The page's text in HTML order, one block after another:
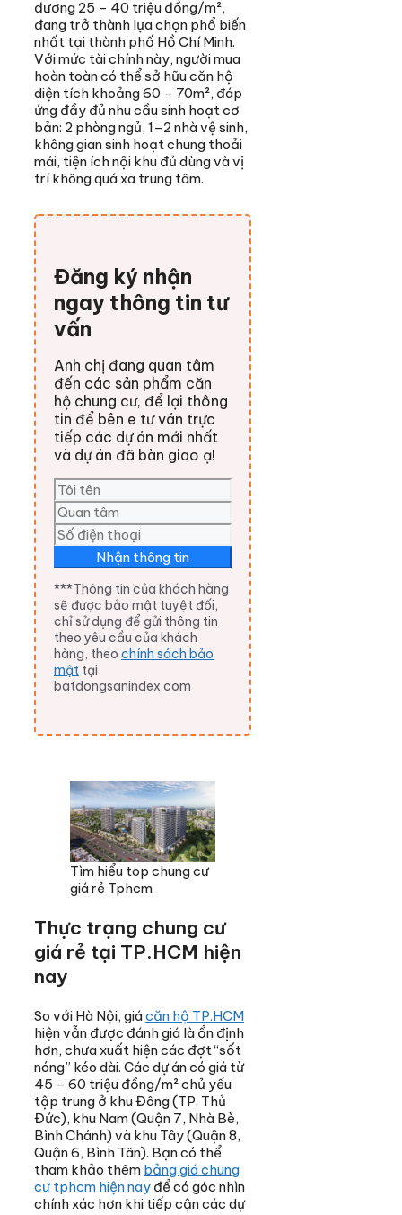
đương 25 – 40 triệu đồng/m²,
đang trở thành lựa chọn phổ biến
nhất tại thành phố Hồ Chí Minh.
Với mức tài chính này, người mua
hoàn toàn có thể sở hữu căn hộ
diện tích khoảng 60 – 70m², đáp
ứng đầy đủ nhu cầu sinh hoạt cơ
bản: 2 phòng ngủ, 1–2 nhà vệ sinh,
không gian sinh hoạt chung thoải
mái, tiện ích nội khu đủ dùng và vị
trí không quá xa trung tâm.
Đăng ký nhận
ngay thông tin tư
vấn
Anh chị đang quan tâm
đến các sản phẩm căn
hộ chung cư, để lại thông
tin để bên e tư ván trực
tiếp các dự án mới nhất
và dự án đã bàn giao ạ!
Nhận thông tin
***Thông tin của khách hàng
sẽ được bảo mật tuyệt đối,
chỉ sử dụng để gửi thông tin
theo yêu cầu của khách
hàng, theo chính sách bảo
mật tại
batdongsanindex.com
Tìm hiểu top chung cư
giá rẻ Tphcm
Thực trạng chung cư
giá rẻ tại TP.HCM hiện
nay
So với Hà Nội, giácăn hộ TP.HCM
hiện vẫn được đánh giá là ổn định
hơn, chưa xuất hiện các đợt “sốt
nóng” kéo dài. Các dự án có giá từ
45 – 60 triệu đồng/m² chủ yếu
tập trung ở khu Đông (TP. Thủ
Đức), khu Nam (Quận 7, Nhà Bè,
Bình Chánh) và khu Tây (Quận 8,
Quận 6, Bình Tân). Bạn có thể
tham khảo thêm bảng giá chung
cư tphcm hiện nay để có góc nhìn
chính xác hơn khi tiếp cận các dự